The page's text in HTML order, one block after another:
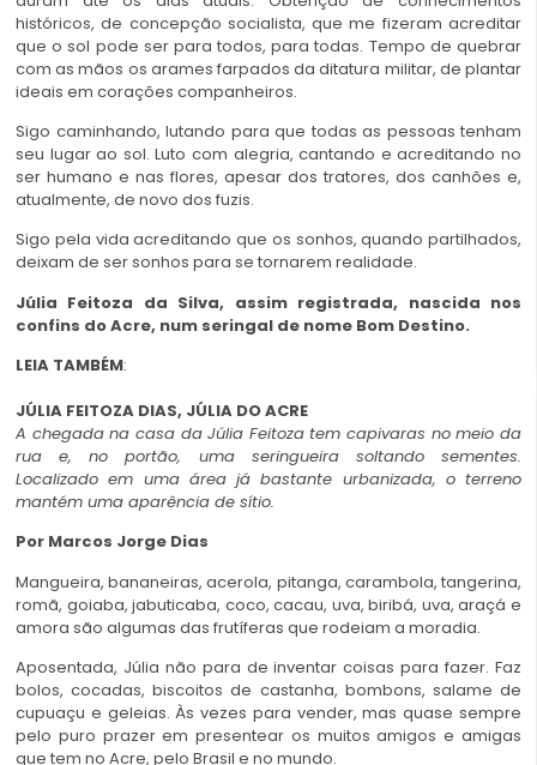
históricos, de concepção socialista, que me fizeram acreditar
que o sol pode ser para todos, para todas. Tempo de quebrar
com as mãos os arames farpados da ditatura militar, de plantar
ideais em corações companheiros.
Sigo caminhando, lutando para que todas as pessoas tenham
seu lugar ao sol. Luto com alegria, cantando e acreditando no
ser humano e nas flores, apesar dos tratores, dos canhões e,
atualmente, de novo dos fuzis.
Sigo pela vida acreditando que os sonhos, quando partilhados,
deixam de ser sonhos para se tornarem realidade.
Júlia Feitoza da Silva, assim registrada, nascida nos
confins do Acre, num seringal de nome Bom Destino.
LEIA TAMBÉM:
JÚLIA FEITOZA DIAS, JÚLIA DO ACRE
A chegada na casa da Júlia Feitoza tem capivaras no meio da
rua e, no portão, uma seringueira soltando sementes.
Localizado em uma área já bastante urbanizada, o terreno
mantém uma aparência de sítio.
Por Marcos Jorge Dias
Mangueira, bananeiras, acerola, pitanga, carambola, tangerina,
romã, goiaba, jabuticaba, coco, cacau, uva, biribá, uva, araçá e
amora são algumas das frutíferas que rodeiam a moradia.
Aposentada, Júlia não para de inventar coisas para fazer. Faz
bolos, cocadas, biscoitos de castanha, bombons, salame de
cupuaçu e geleias. Às vezes para vender, mas quase sempre
pelo puro prazer em presentear os muitos amigos e amigas
que tem no Acre, pelo Brasil e no mundo.